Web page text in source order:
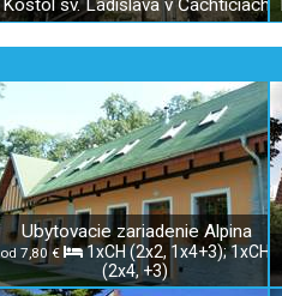
Kostol sv. Ladislava v Čachticiach
Ubytovacie zariadenie Alpina
od 7,80 €
1xCH (2x2, 1x4+3); 1xCH
(2x4, +3)